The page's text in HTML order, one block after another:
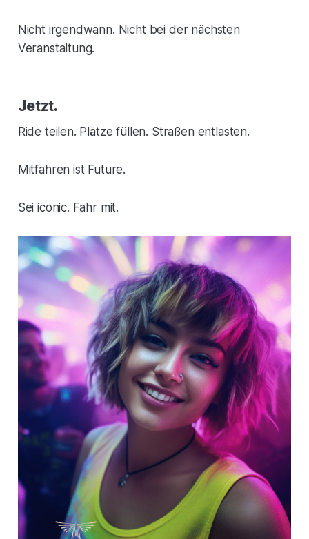
Nicht irgendwann. Nicht bei der nächsten
Veranstaltung.
Jetzt.
Ride teilen. Plätze füllen. Straßen entlasten.
Mitfahren ist Future.
Sei iconic. Fahr mit.